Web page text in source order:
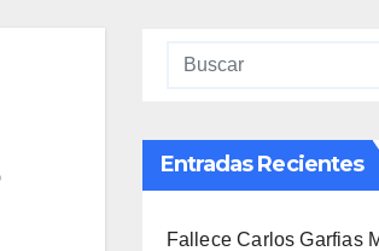
Entradas Recientes
Fallece Carlos Garfias